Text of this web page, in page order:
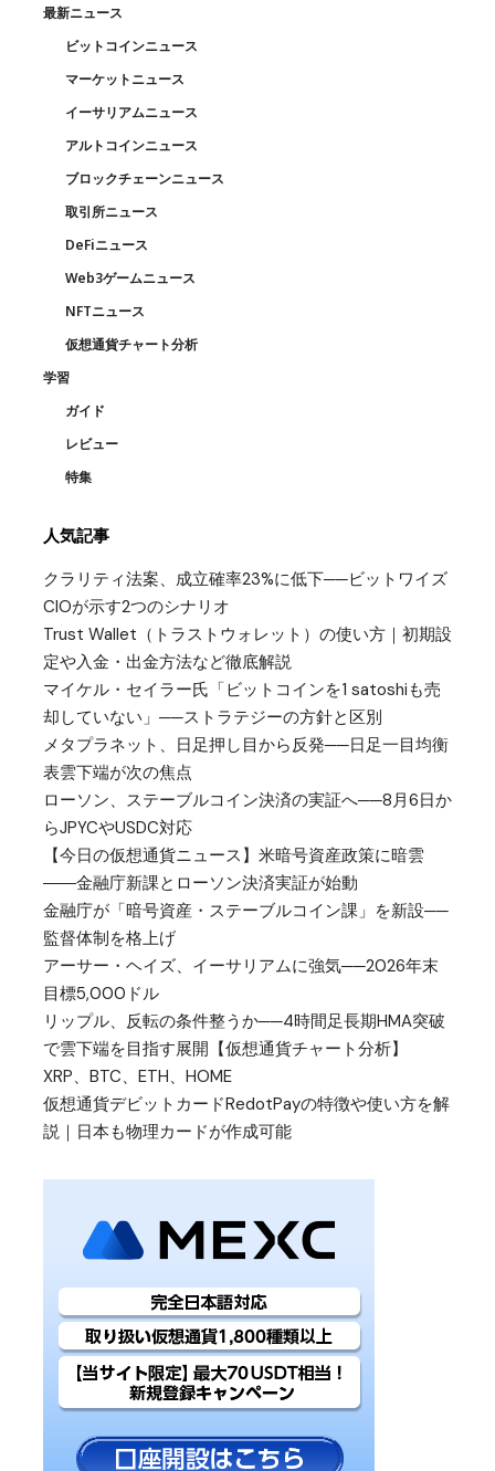
最新ニュース
ビットコインニュース
マーケットニュース
イーサリアムニュース
アルトコインニュース
ブロックチェーンニュース
取引所ニュース
DeFiニュース
Web3ゲームニュース
NFTニュース
仮想通貨チャート分析
学習
ガイド
レビュー
特集
人気記事
クラリティ法案、成立確率23%に低下──ビットワイズ
CIOが示す2つのシナリオ
Trust Wallet（トラストウォレット）の使い方｜初期設
定や入金・出金方法など徹底解説
マイケル・セイラー氏「ビットコインを1 satoshiも売
却していない」──ストラテジーの方針と区別
メタプラネット、日足押し目から反発──日足一目均衡
表雲下端が次の焦点
ローソン、ステーブルコイン決済の実証へ──8月6日か
らJPYCやUSDC対応
【今日の仮想通貨ニュース】米暗号資産政策に暗雲
――金融庁新課とローソン決済実証が始動
金融庁が「暗号資産・ステーブルコイン課」を新設──
監督体制を格上げ
アーサー・ヘイズ、イーサリアムに強気──2026年末
目標5,000ドル
リップル、反転の条件整うか──4時間足長期HMA突破
で雲下端を目指す展開【仮想通貨チャート分析】
XRP、BTC、ETH、HOME
仮想通貨デビットカードRedotPayの特徴や使い方を解
説｜日本も物理カードが作成可能